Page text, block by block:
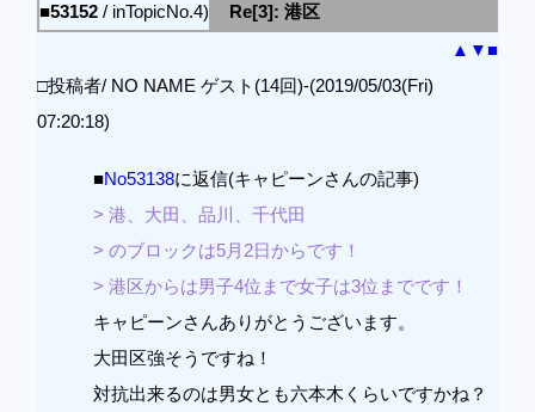
■53152 / inTopicNo.4)
Re[3]: 港区
▲ ▼■
□投稿者/ NO NAME ゲスト(14回)-(2019/05/03(Fri)
07:20:18)
■No53138に返信(キャピーンさんの記事)
> 港、大田、品川、千代田
> のブロックは5月2日からです！
> 港区からは男子4位まで女子は3位までです！
キャピーンさんありがとうございます。
大田区強そうですね！
対抗出来るのは男女とも六本木くらいですかね？